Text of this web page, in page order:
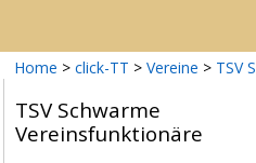
Home > click-TT > Vereine > TSV
TSV Schwarme
Vereinsfunktionäre